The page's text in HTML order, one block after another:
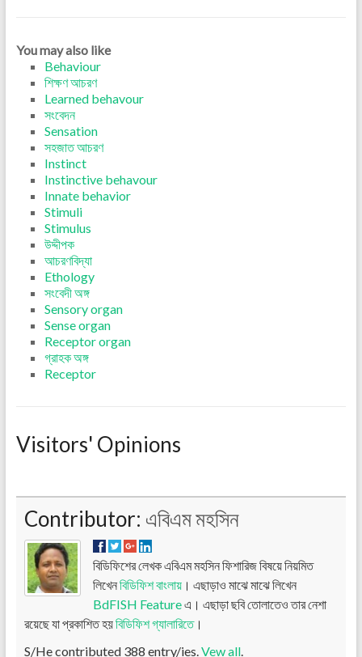
You may also like
Behaviour
শিক্ষণ আচরণ
Learned behavour
সংবেদন
Sensation
সহজাত আচরণ
Instinct
Instinctive behavour
Innate behavior
Stimuli
Stimulus
উদ্দীপক
আচরণবিদ্যা
Ethology
সংবেদী অঙ্গ
Sensory organ
Sense organ
Receptor organ
গ্রাহক অঙ্গ
Receptor
Visitors' Opinions
Contributor: এবিএম মহসিন
বিডিফিশের লেখক এবিএম মহসিন ফিশারিজ বিষয়ে নিয়মিত
লিখেনবিডিফিশ বাংলায়। এছাড়াও মাঝে মাঝে লিখেন
BdFISH Featureএ। এছাড়া ছবি তোলাতেও তার নেশা
রয়েছে যা প্রকাশিত হয়বিডিফিশ গ্যালারিতে।
S/He contributed 388 entry/ies.Vew all.